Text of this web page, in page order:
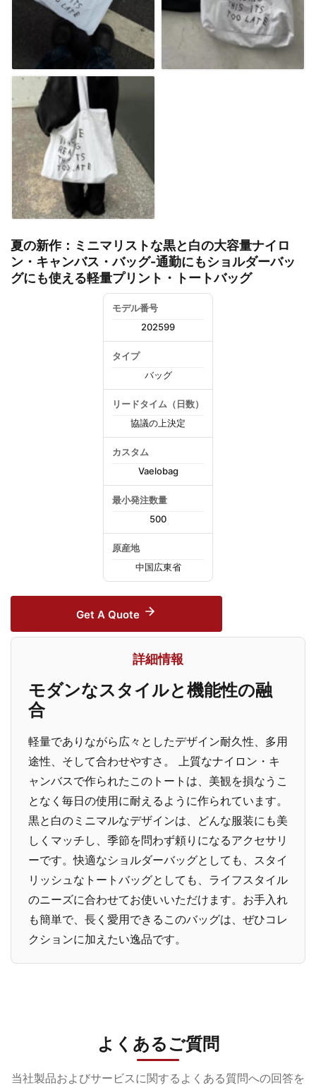
夏の新作：ミニマリストな黒と白の大容量ナイロ
ン・キャンバス・バッグ-通勤にもショルダーバッ
グにも使える軽量プリント・トートバッグ
モデル番号
202599
タイプ
バッグ
リードタイム（日数）
協議の上決定
カスタム
Vaelobag
最小発注数量
500
原産地
中国広東省
Get A Quote
詳細情報
モダンなスタイルと機能性の融
合
軽量でありながら広々としたデザイン耐久性、多用
途性、そして合わせやすさ。 上質なナイロン・キ
ャンバスで作られたこのトートは、美観を損なうこ
となく毎日の使用に耐えるように作られています。
黒と白のミニマルなデザインは、どんな服装にも美
しくマッチし、季節を問わず頼りになるアクセサリ
ーです。快適なショルダーバッグとしても、スタイ
リッシュなトートバッグとしても、ライフスタイル
のニーズに合わせてお使いいただけます。お手入れ
も簡単で、長く愛用できるこのバッグは、ぜひコレ
クションに加えたい逸品です。
よくあるご質問
当社製品およびサービスに関するよくある質問への回答を